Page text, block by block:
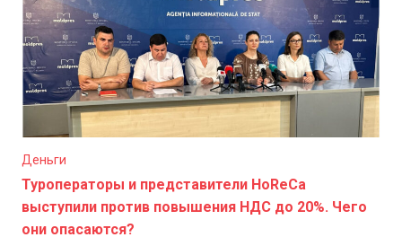
Деньги
Туроператоры и представители HoReCa
выступили против повышения НДС до 20%. Чего
они опасаются?